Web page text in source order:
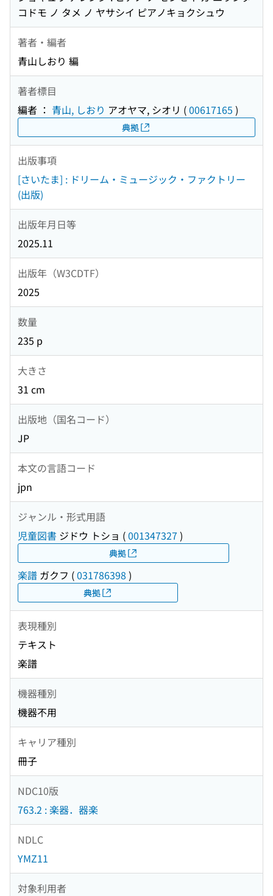
コドモ ノ タメ ノ ヤサシイ ピアノキョクシュウ
著者・編者
青山しおり 編
著者標目
編者 ： 青山, しおり アオヤマ, シオリ (00617165 )
典拠
出版事項
[さいたま] : ドリーム・ミュージック・ファクトリー
(出版)
出版年月日等
2025.11
出版年（W3CDTF）
2025
数量
235 p
大きさ
31 cm
出版地（国名コード）
JP
本文の言語コード
jpn
ジャンル・形式用語
児童図書 ジドウ トショ (001347327 )
典拠
楽譜 ガクフ (031786398 )
典拠
表現種別
テキスト
楽譜
機器種別
機器不用
キャリア種別
冊子
NDC10版
763.2 : 楽器．器楽
NDLC
YMZ11
対象利用者